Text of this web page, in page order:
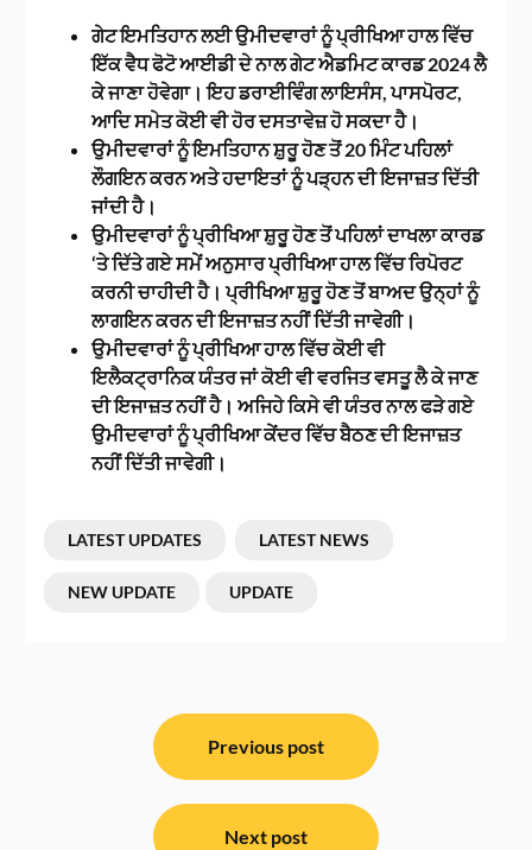
ਗੇਟ ਇਮਤਿਹਾਨ ਲਈ ਉਮੀਦਵਾਰਾਂ ਨੂੰ ਪ੍ਰੀਖਿਆ ਹਾਲ ਵਿੱਚ
ਇੱਕ ਵੈਧ ਫੋਟੋ ਆਈਡੀ ਦੇ ਨਾਲ ਗੇਟ ਐਡਮਿਟ ਕਾਰਡ 2024 ਲੈ
ਕੇ ਜਾਣਾ ਹੋਵੇਗਾ। ਇਹ ਡਰਾਈਵਿੰਗ ਲਾਇਸੰਸ, ਪਾਸਪੋਰਟ,
ਆਦਿ ਸਮੇਤ ਕੋਈ ਵੀ ਹੋਰ ਦਸਤਾਵੇਜ਼ ਹੋ ਸਕਦਾ ਹੈ।
ਉਮੀਦਵਾਰਾਂ ਨੂੰ ਇਮਤਿਹਾਨ ਸ਼ੁਰੂ ਹੋਣ ਤੋਂ 20 ਮਿੰਟ ਪਹਿਲਾਂ
ਲੌਗਇਨ ਕਰਨ ਅਤੇ ਹਦਾਇਤਾਂ ਨੂੰ ਪੜ੍ਹਨ ਦੀ ਇਜਾਜ਼ਤ ਦਿੱਤੀ
ਜਾਂਦੀ ਹੈ।
ਉਮੀਦਵਾਰਾਂ ਨੂੰ ਪ੍ਰੀਖਿਆ ਸ਼ੁਰੂ ਹੋਣ ਤੋਂ ਪਹਿਲਾਂ ਦਾਖਲਾ ਕਾਰਡ
‘ਤੇ ਦਿੱਤੇ ਗਏ ਸਮੇਂ ਅਨੁਸਾਰ ਪ੍ਰੀਖਿਆ ਹਾਲ ਵਿੱਚ ਰਿਪੋਰਟ
ਕਰਨੀ ਚਾਹੀਦੀ ਹੈ। ਪ੍ਰੀਖਿਆ ਸ਼ੁਰੂ ਹੋਣ ਤੋਂ ਬਾਅਦ ਉਨ੍ਹਾਂ ਨੂੰ
ਲਾਗਇਨ ਕਰਨ ਦੀ ਇਜਾਜ਼ਤ ਨਹੀਂ ਦਿੱਤੀ ਜਾਵੇਗੀ।
ਉਮੀਦਵਾਰਾਂ ਨੂੰ ਪ੍ਰੀਖਿਆ ਹਾਲ ਵਿੱਚ ਕੋਈ ਵੀ
ਇਲੈਕਟ੍ਰਾਨਿਕ ਯੰਤਰ ਜਾਂ ਕੋਈ ਵੀ ਵਰਜਿਤ ਵਸਤੂ ਲੈ ਕੇ ਜਾਣ
ਦੀ ਇਜਾਜ਼ਤ ਨਹੀਂ ਹੈ। ਅਜਿਹੇ ਕਿਸੇ ਵੀ ਯੰਤਰ ਨਾਲ ਫੜੇ ਗਏ
ਉਮੀਦਵਾਰਾਂ ਨੂੰ ਪ੍ਰੀਖਿਆ ਕੇਂਦਰ ਵਿੱਚ ਬੈਠਣ ਦੀ ਇਜਾਜ਼ਤ
ਨਹੀਂ ਦਿੱਤੀ ਜਾਵੇਗੀ।
LATEST UPDATES LATEST NEWS
NEW UPDATE UPDATE
Previous post
Next post